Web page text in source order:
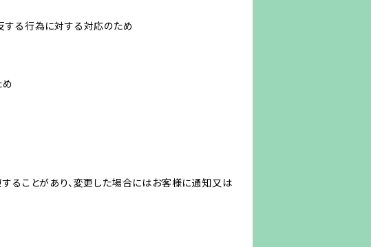
反する行為に対する対応のため
ることがあり、変更した場合にはお客様に通知又は